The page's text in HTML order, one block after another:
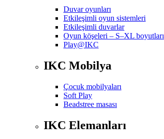
Duvar oyunları
Etkileşimli oyun sistemleri
Etkileşimli duvarlar
Oyun köşeleri – S–XL boyutları
Play@IKC
IKC Mobilya
Çocuk mobilyaları
Soft Play
Beadstree masası
IKC Elemanları